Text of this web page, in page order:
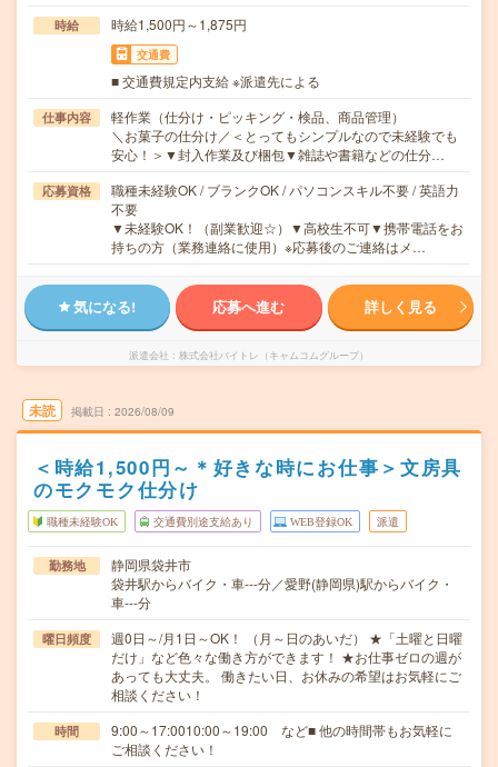
時給 時給1,500円～1,875円
交通費
■ 交通費規定内支給 ※派遣先による
仕事内容
軽作業（仕分け・ピッキング・検品、商品管理）
＼お菓子の仕分け／＜とってもシンプルなので未経験でも
安心！＞▼封入作業及び梱包▼雑誌や書籍などの仕分…
応募資格
職種未経験OK / ブランクOK / パソコンスキル不要 / 英語力
不要
▼未経験OK！（副業歓迎☆）▼高校生不可▼携帯電話をお
持ちの方（業務連絡に使用）※応募後のご連絡はメ…
気になる! 応募へ進む 詳しく見る
派遣会社 株式会社バイトレ（キャムコムグループ）
未読 掲載日 2026/08/09
＜時給1,500円～＊好きな時にお仕事＞文房具
のモクモク仕分け
職種未経験OK 交通費別途支給あり WEB登録OK 派遣
勤務地
静岡県袋井市
袋井駅からバイク・車---分／愛野(静岡県)駅からバイク・
車---分
曜日頻度
週0日～/月1日～OK！ （月～日のあいだ） ★「土曜と日曜
だけ」など色々な働き方ができます！ ★お仕事ゼロの週が
あっても大丈夫。 働きたい日、お休みの希望はお気軽にご
相談ください！
時間
9:00～17:0010:00～19:00 など■ 他の時間帯もお気軽に
ご相談ください！